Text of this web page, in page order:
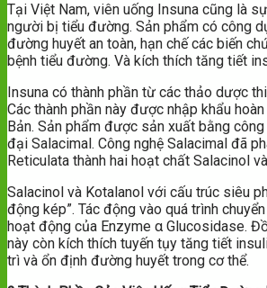
Tại Việt Nam, viên uống Insuna cũng là
người bị tiểu đường. Sản phẩm có công
đường huyết an toàn, hạn chế các biến
bệnh tiểu đường. Và kích thích tăng tiết
Insuna có thành phần từ các thảo dược
Các thành phần này được nhập khẩu
Bản. Sản phẩm được sản xuất bằng
đại Salacimal. Công nghệ Salacimal đã
Reticulata thành hai hoạt chất Salacinol
Salacinol và Kotalanol với cấu trúc siêu
động kép”. Tác động vào quá trình
hoạt động của Enzyme α Glucosidase.
này còn kích thích tuyến tụy tăng tiết
trì và ổn định đường huyết trong cơ thể.